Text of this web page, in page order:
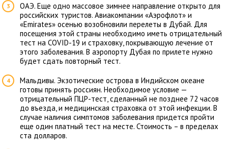
ОАЭ. Еще одно массовое зимнее направление открыто для
российских туристов. Авиакомпании «Аэрофлот» и
«Emirates» осенью возобновили перелеты в Дубай. Для
посещения этой страны необходимо иметь отрицательный
тест на COVID-19 и страховку, покрывающую лечение от
этого заболевания. В аэропорту Дубая по прилете нужно
будет сдать повторный тест.
Мальдивы. Экзотические острова в Индийском океане
готовы принять россиян. Необходимое условие —
отрицательный ПЦР-тест, сделанный не позднее 72 часов
до въезда, и медицинская страховка от этой инфекции. В
случае наличия симптомов заболевания придется пройти
еще один платный тест на месте. Стоимость – в пределах
ста долларов.